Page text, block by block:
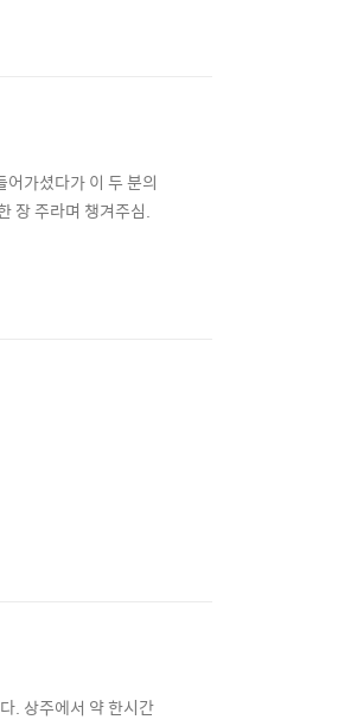
가셨다가 이 두 분의
장 주라며 챙겨주심.
. 상주에서 약 한시간